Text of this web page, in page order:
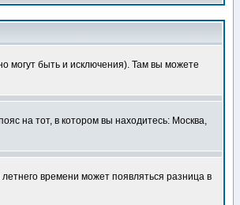
могут быть и исключения). Там вы можете
на тот, в котором вы находитесь: Москва,
времени может появляться разница в